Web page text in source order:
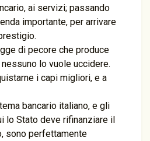
ai servizi; passando
importante, per arrivare
di pecore che produce
lo vuole uccidere.
i capi migliori, e a
bancario italiano, e gli
lo Stato deve rifinanziare il
sono perfettamente